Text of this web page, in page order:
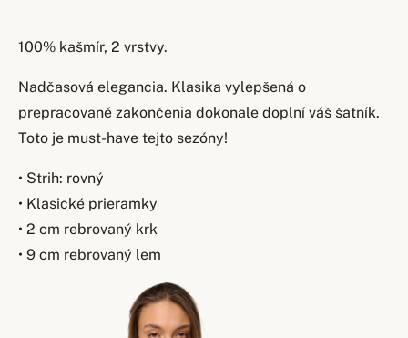
100% kašmír, 2 vrstvy.
Nadčasová elegancia. Klasika vylepšená o
prepracované zakončenia dokonale doplní váš šatník.
Toto je must-have tejto sezóny!
• Strih: rovný
• Klasické prieramky
• 2 cm rebrovaný krk
• 9 cm rebrovaný lem